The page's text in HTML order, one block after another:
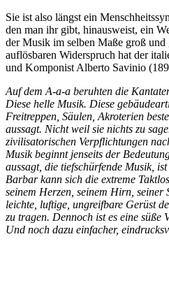
Sie ist also längst ein
den man ihr gibt, hinausweist, ein
der Musik im selben Maße groß
auflösbaren Widerspruch hat der
und Komponist Alberto Savinio
Auf dem A-a-a beruhten die
Diese helle Musik. Diese
Freitreppen, Säulen, Akroterien
aussagt. Nicht weil sie nichts zu
zivilisatorischen Verpflichtungen
Musik beginnt jenseits der
aussagt, die tiefschürfende Musik,
Barbar kann sich die extreme
seinem Herzen, seinem Hirn, seiner
leichte, luftige, ungreifbare Gerüst
zu tragen. Dennoch ist es eine süße
Und noch dazu einfacher,